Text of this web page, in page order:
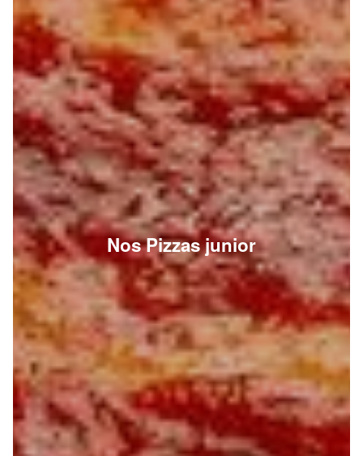
Nos Pizzas junior